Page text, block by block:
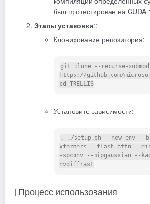
был протестирован на CUDA
Этапы установки::
Клонирование репозитория:
git clone --recurse-
https://github.com/
Установите зависимости:
. ./setup.sh --new-env --
xformers --flash-attn --
-spconv --mipgaussian --
Процесс использования